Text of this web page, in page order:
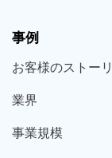
事例
お客様のストー
業界
事業規模